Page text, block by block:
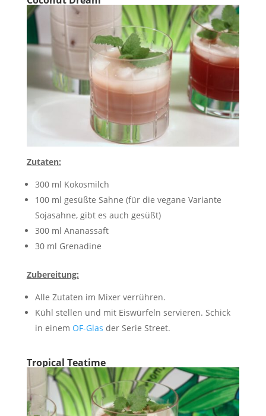
Zutaten:
300 ml Kokosmilch
100 ml gesüßte Sahne (für die vegane Variante
Sojasahne, gibt es auch gesüßt)
300 ml Ananassaft
30 ml Grenadine
Zubereitung:
Alle Zutaten im Mixer verrühren.
Kühl stellen und mit Eiswürfeln servieren. Schick
in einem OF-Glas der Serie Street.
Tropical Teatime